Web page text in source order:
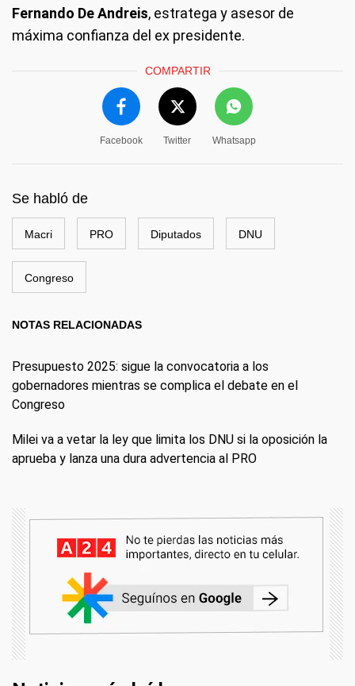
Fernando De Andreis, estratega y asesor de
máxima confianza del ex presidente.
COMPARTIR
Facebook Twitter Whatsapp
Se habló de
Macri PRO Diputados DNU
Congreso
NOTAS RELACIONADAS
Presupuesto 2025: sigue la convocatoria a los
gobernadores mientras se complica el debate en el
Congreso
Milei va a vetar la ley que limita los DNU si la oposición la
aprueba y lanza una dura advertencia al PRO